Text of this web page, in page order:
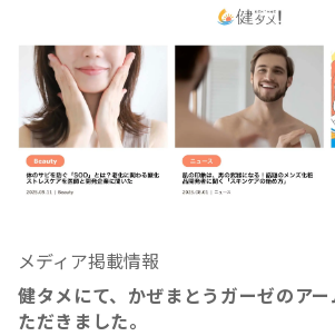
メディア掲載情報
健タメにて、かぜまとうガーゼのア
ただきました。